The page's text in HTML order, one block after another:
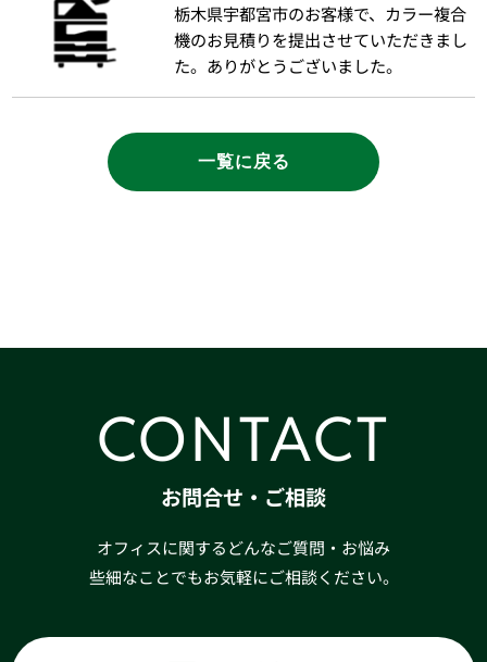
栃木県宇都宮市のお客様で、カラー複合
機のお見積りを提出させていただきまし
た。ありがとうございました。
一覧に戻る
CONTACT
お問合せ・ご相談
オフィスに関するどんなご質問・お悩み
些細なことでもお気軽にご相談ください。